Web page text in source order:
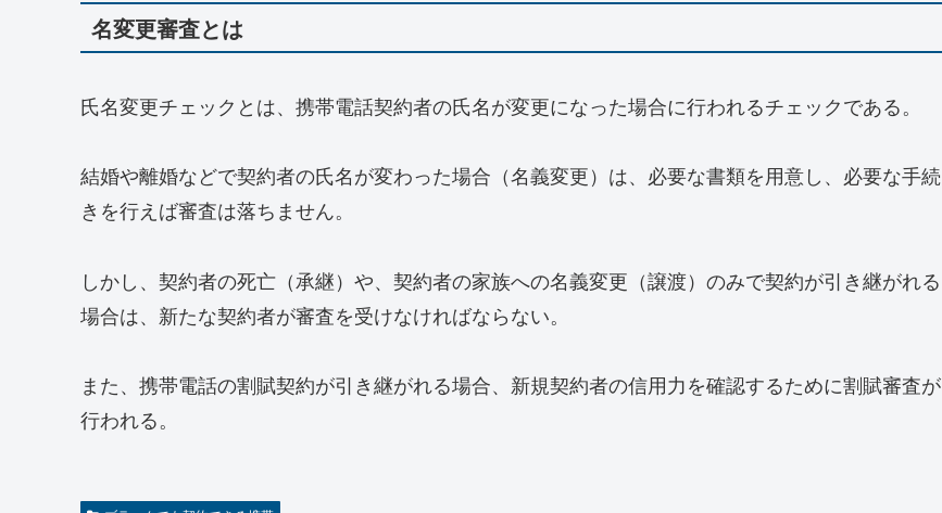
名変更審査とは
氏名変更チェックとは、携帯電話契約者の氏名が変更になった場合に行われるチェックである。
結婚や離婚などで契約者の氏名が変わった場合（名義変更）は、必要な書類を用意し、必要な手続
きを行えば審査は落ちません。
しかし、契約者の死亡（承継）や、契約者の家族への名義変更（譲渡）のみで契約が引き継がれる
場合は、新たな契約者が審査を受けなければならない。
また、携帯電話の割賦契約が引き継がれる場合、新規契約者の信用力を確認するために割賦審査が
行われる。